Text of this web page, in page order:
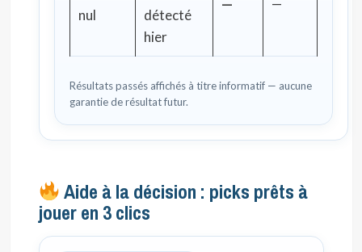
nul
détecté
hier
— —
Résultats passés affichés à titre informatif — aucune
garantie de résultat futur.
Aide à la décision : picks prêts à
jouer en 3 clics